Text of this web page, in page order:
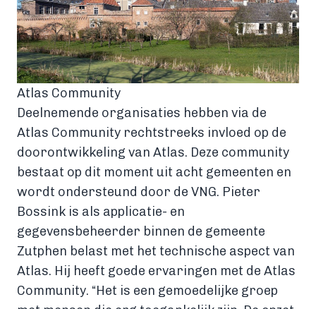
Atlas Community
Deelnemende organisaties hebben via de
Atlas Community rechtstreeks invloed op de
doorontwikkeling van Atlas. Deze community
bestaat op dit moment uit acht gemeenten en
wordt ondersteund door de VNG. Pieter
Bossink is als applicatie- en
gegevensbeheerder binnen de gemeente
Zutphen belast met het technische aspect van
Atlas. Hij heeft goede ervaringen met de Atlas
Community. “Het is een gemoedelijke groep